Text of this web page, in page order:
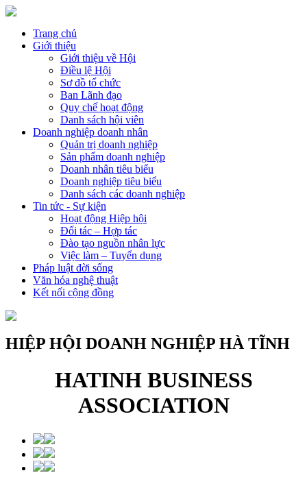
Trang chủ
Giới thiệu
Giới thiệu về Hội
Điều lệ Hội
Sơ đồ tổ chức
Ban Lãnh đạo
Quy chế hoạt động
Danh sách hội viên
Doanh nghiệp doanh nhân
Quản trị doanh nghiệp
Sản phẩm doanh nghiệp
Doanh nhân tiêu biểu
Doanh nghiệp tiêu biểu
Danh sách các doanh nghiệp
Tin tức - Sự kiện
Hoạt động Hiệp hội
Đối tác – Hợp tác
Đào tạo nguồn nhân lực
Việc làm – Tuyển dụng
Pháp luật đời sống
Văn hóa nghệ thuật
Kết nối cộng đồng
HIỆP HỘI DOANH NGHIỆP HÀ TĨNH
HATINH BUSINESS
ASSOCIATION